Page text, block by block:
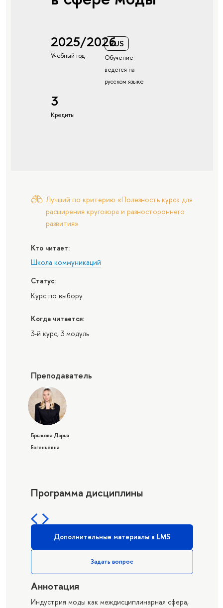
2025/2026
Учебный год
RUS
Обучение
ведется на
русском языке
3
Кредиты
Лучший по критерию «Полезность курса для
расширения кругозора и разностороннего
развития»
Кто читает:
Школа коммуникаций
Статус:
Курс по выбору
Когда читается:
3-й курс, 3 модуль
Преподаватель
Брыкова Дарья
Евгеньевна
Программа дисциплины
Дополнительные материалы в LMS
Задать вопрос
Аннотация
Индустрия моды как междисциплинарная сфера,